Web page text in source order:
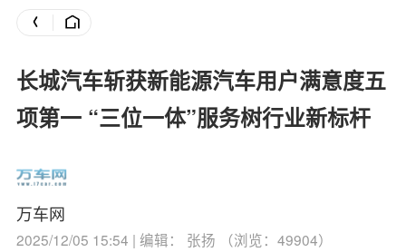
长城汽车斩获新能源汽车用户满意度五
项第一 “三位一体”服务树行业新标杆
万车网
2025/12/05 15:54 | 编辑： 张扬 （浏览：49904）